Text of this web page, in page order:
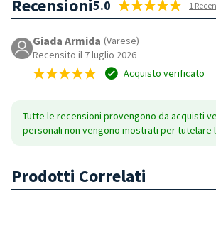
Recensioni5.0 1
Giada Armida (Varese)
Recensito il 7 luglio 2026
Acquisto verificato
Tutte le recensioni provengono da acquisti
personali non vengono mostrati per tutelare
Prodotti Correlati